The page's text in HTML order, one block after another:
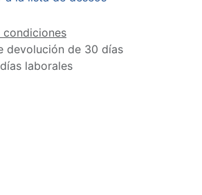
condiciones
devolución de 30 días
laborales